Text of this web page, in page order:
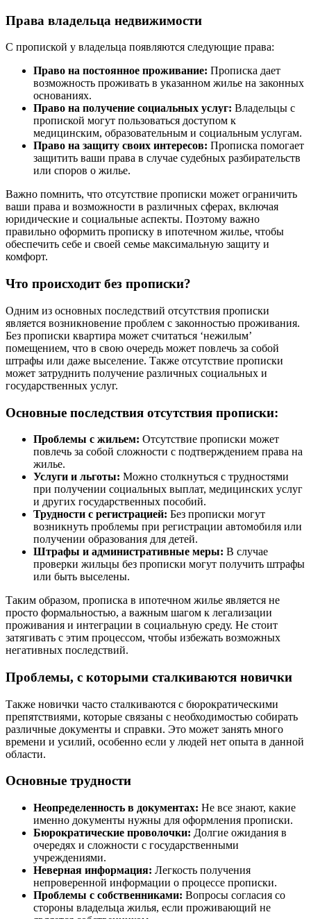
Права владельца недвижимости
С пропиской у владельца появляются следующие права:
Право на постоянное проживание: Прописка дает
возможность проживать в указанном жилье на законных
основаниях.
Право на получение социальных услуг: Владельцы с
пропиской могут пользоваться доступом к
медицинским, образовательным и социальным услугам.
Право на защиту своих интересов: Прописка помогает
защитить ваши права в случае судебных разбирательств
или споров о жилье.
Важно помнить, что отсутствие прописки может ограничить
ваши права и возможности в различных сферах, включая
юридические и социальные аспекты. Поэтому важно
правильно оформить прописку в ипотечном жилье, чтобы
обеспечить себе и своей семье максимальную защиту и
комфорт.
Что происходит без прописки?
Одним из основных последствий отсутствия прописки
является возникновение проблем с законностью проживания.
Без прописки квартира может считаться ‘нежилым’
помещением, что в свою очередь может повлечь за собой
штрафы или даже выселение. Также отсутствие прописки
может затруднить получение различных социальных и
государственных услуг.
Основные последствия отсутствия прописки:
Проблемы с жильем: Отсутствие прописки может
повлечь за собой сложности с подтверждением права на
жилье.
Услуги и льготы: Можно столкнуться с трудностями
при получении социальных выплат, медицинских услуг
и других государственных пособий.
Трудности с регистрацией: Без прописки могут
возникнуть проблемы при регистрации автомобиля или
получении образования для детей.
Штрафы и административные меры: В случае
проверки жильцы без прописки могут получить штрафы
или быть выселены.
Таким образом, прописка в ипотечном жилье является не
просто формальностью, а важным шагом к легализации
проживания и интеграции в социальную среду. Не стоит
затягивать с этим процессом, чтобы избежать возможных
негативных последствий.
Проблемы, с которыми сталкиваются новички
Также новички часто сталкиваются с бюрократическими
препятствиями, которые связаны с необходимостью собирать
различные документы и справки. Это может занять много
времени и усилий, особенно если у людей нет опыта в данной
области.
Основные трудности
Неопределенность в документах: Не все знают, какие
именно документы нужны для оформления прописки.
Бюрократические проволочки: Долгие ожидания в
очередях и сложности с государственными
учреждениями.
Неверная информация: Легкость получения
непроверенной информации о процессе прописки.
Проблемы с собственниками: Вопросы согласия со
стороны владельца жилья, если проживающий не